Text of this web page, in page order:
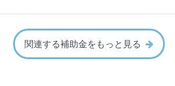
関連する補助金をもっと見る